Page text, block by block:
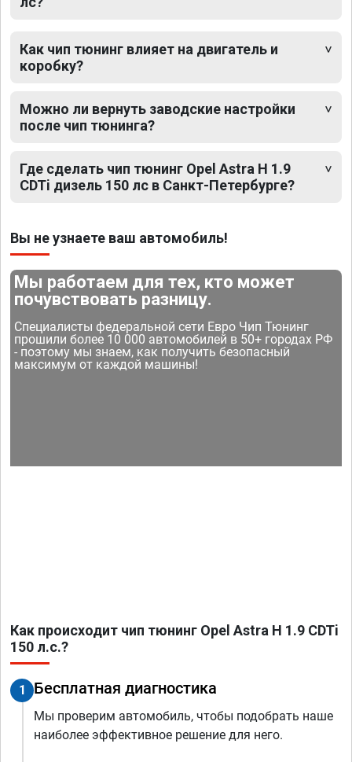
Как чип тюнинг влияет на двигатель и
коробку?
Можно ли вернуть заводские настройки
после чип тюнинга?
Где сделать чип тюнинг Opel Astra H 1.9
CDTi дизель 150 лс в Санкт-Петербурге?
Вы не узнаете ваш автомобиль!
Мы работаем для тех, кто может
почувствовать разницу.
Специалисты федеральной сети Евро Чип Тюнинг
прошили более 10 000 автомобилей в 50+ городах РФ
- поэтому мы знаем, как получить безопасный
максимум от каждой машины!
Как происходит чип тюнинг Opel Astra H 1.9 CDTi
150 л.с.?
1 Бесплатная диагностика
Мы проверим автомобиль, чтобы подобрать наше
наиболее эффективное решение для него.